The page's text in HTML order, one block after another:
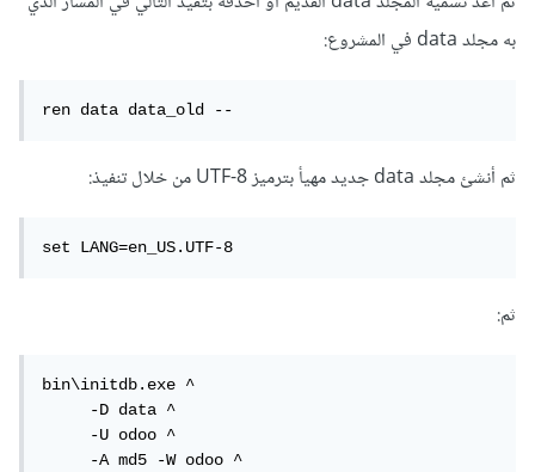
به مجلد data في المشروع:
ren data data_old --
ثم أنشئ مجلد data جديد مهيأ بترميز UTF-8 من خلال تنفيذ:
set LANG=en_US.UTF-8
ثم:
bin\initdb.exe ^
     -D data ^
     -U odoo ^
     -A md5 -W odoo ^